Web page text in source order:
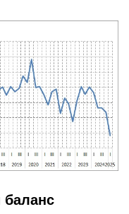
баланс